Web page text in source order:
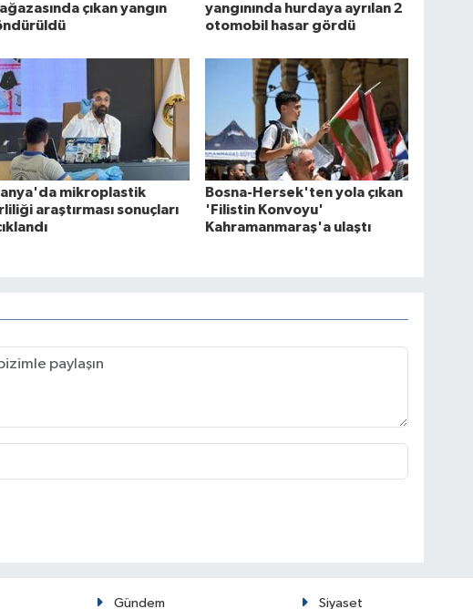
çıkan yangın
yangınında hurdaya ayrılan 2
otomobil hasar gördü
mikroplastik
araştırması sonuçları
Bosna-Hersek'ten yola çıkan
'Filistin Konvoyu'
Kahramanmaraş'a ulaştı
Gündem Siyaset